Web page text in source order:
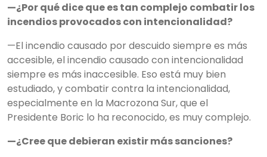
—¿Por qué dice que es tan complejo combatir los
incendios provocados con intencionalidad?
—El incendio causado por descuido siempre es más
accesible, el incendio causado con intencionalidad
siempre es más inaccesible. Eso está muy bien
estudiado, y combatir contra la intencionalidad,
especialmente en la Macrozona Sur, que el
Presidente Boric lo ha reconocido, es muy complejo.
—¿Cree que debieran existir más sanciones?